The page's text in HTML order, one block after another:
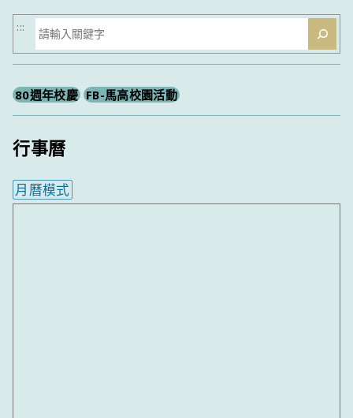
搜
尋
:::
80週年校慶 FB-馬高校園活動
行事曆
月曆模式